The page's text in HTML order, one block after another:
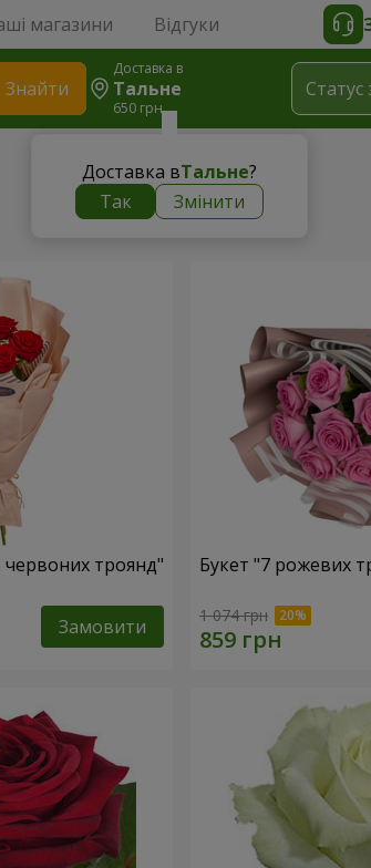
магазини Відгуки
Знайти
Доставка в
Тальне
650 грн
Доставка вТальне?
Так
Змінити
червоних троянд"
Замовити
Букет "7 рожевих
1 074 грн